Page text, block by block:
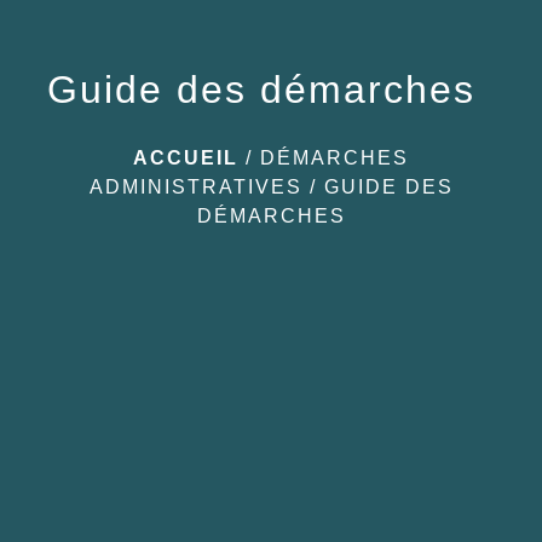
Guide des démarches
ACCUEIL / DÉMARCHES
ADMINISTRATIVES / GUIDE DES
DÉMARCHES